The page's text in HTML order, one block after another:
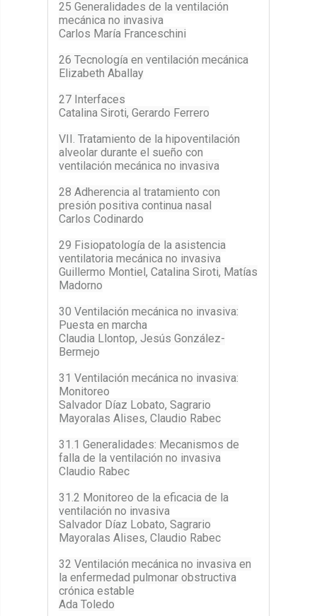
25 Generalidades de la ventilación
mecánica no invasiva
Carlos María Franceschini
26 Tecnología en ventilación mecánica
Elizabeth Aballay
27 Interfaces
Catalina Siroti, Gerardo Ferrero
VII. Tratamiento de la hipoventilación
alveolar durante el sueño con
ventilación mecánica no invasiva
28 Adherencia al tratamiento con
presión positiva continua nasal
Carlos Codinardo
29 Fisiopatología de la asistencia
ventilatoria mecánica no invasiva
Guillermo Montiel, Catalina Siroti, Matías
Madorno
30 Ventilación mecánica no invasiva:
Puesta en marcha
Claudia Llontop, Jesús González-
Bermejo
31 Ventilación mecánica no invasiva:
Monitoreo
Salvador Díaz Lobato, Sagrario
Mayoralas Alises, Claudio Rabec
31.1 Generalidades: Mecanismos de
falla de la ventilación no invasiva
Claudio Rabec
31.2 Monitoreo de la eficacia de la
ventilación no invasiva
Salvador Díaz Lobato, Sagrario
Mayoralas Alises, Claudio Rabec
32 Ventilación mecánica no invasiva en
la enfermedad pulmonar obstructiva
crónica estable
Ada Toledo